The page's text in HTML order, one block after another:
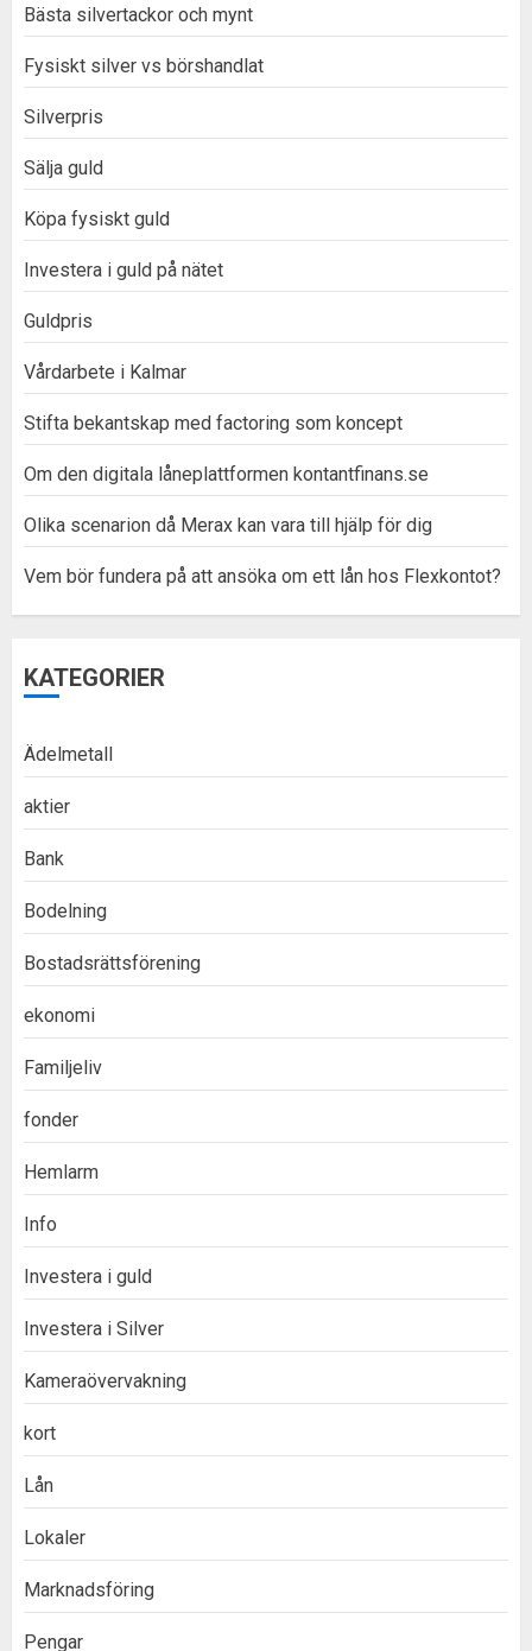
Bästa silvertackor och mynt
Fysiskt silver vs börshandlat
Silverpris
Sälja guld
Köpa fysiskt guld
Investera i guld på nätet
Guldpris
Vårdarbete i Kalmar
Stifta bekantskap med factoring som koncept
Om den digitala låneplattformen kontantfinans.se
Olika scenarion då Merax kan vara till hjälp för dig
Vem bör fundera på att ansöka om ett lån hos Flexkontot?
KATEGORIER
Ädelmetall
aktier
Bank
Bodelning
Bostadsrättsförening
ekonomi
Familjeliv
fonder
Hemlarm
Info
Investera i guld
Investera i Silver
Kameraövervakning
kort
Lån
Lokaler
Marknadsföring
Pengar